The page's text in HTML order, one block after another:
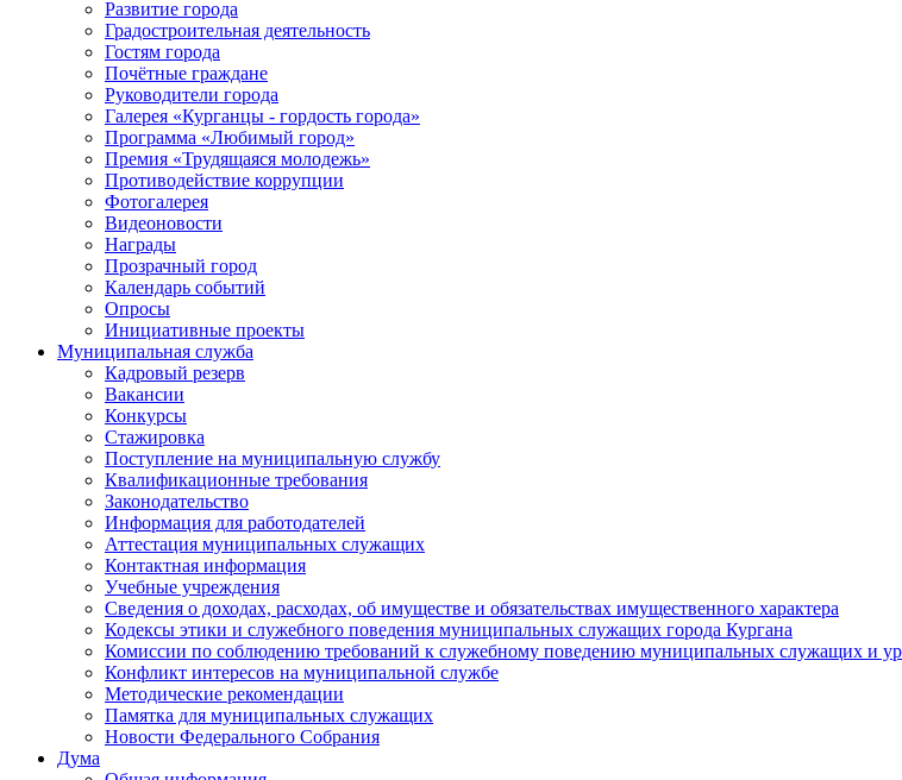
Развитие города
Градостроительная деятельность
Гостям города
Почётные граждане
Руководители города
Галерея «Курганцы - гордость города»
Программа «Любимый город»
Премия «Трудящаяся молодежь»
Противодействие коррупции
Фотогалерея
Видеоновости
Награды
Прозрачный город
Календарь событий
Опросы
Инициативные проекты
Муниципальная служба
Кадровый резерв
Вакансии
Конкурсы
Стажировка
Поступление на муниципальную службу
Квалификационные требования
Законодательство
Информация для работодателей
Аттестация муниципальных служащих
Контактная информация
Учебные учреждения
Сведения о доходах, расходах, об имуществе и обязательствах имущественного характера
Кодексы этики и служебного поведения муниципальных служащих города Кургана
Комиссии по соблюдению требований к служебному поведению муниципальных служащих и
Конфликт интересов на муниципальной службе
Методические рекомендации
Памятка для муниципальных служащих
Новости Федерального Cобрания
Дума